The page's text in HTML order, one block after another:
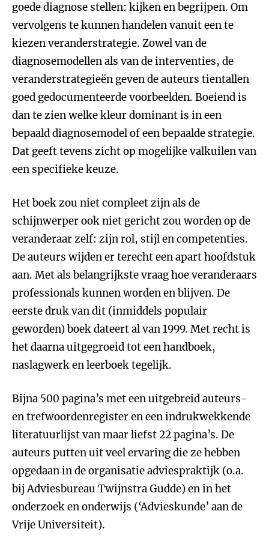
goede diagnose stellen: kijken en begrijpen. Om
vervolgens te kunnen handelen vanuit een te
kiezen veranderstrategie. Zowel van de
diagnosemodellen als van de interventies, de
veranderstrategieën geven de auteurs tientallen
goed gedocumenteerde voorbeelden. Boeiend is
dan te zien welke kleur dominant is in een
bepaald diagnosemodel of een bepaalde strategie.
Dat geeft tevens zicht op mogelijke valkuilen van
een specifieke keuze.
Het boek zou niet compleet zijn als de
schijnwerper ook niet gericht zou worden op de
veranderaar zelf: zijn rol, stijl en competenties.
De auteurs wijden er terecht een apart hoofdstuk
aan. Met als belangrijkste vraag hoe veranderaars
professionals kunnen worden en blijven. De
eerste druk van dit (inmiddels populair
geworden) boek dateert al van 1999. Met recht is
het daarna uitgegroeid tot een handboek,
naslagwerk en leerboek tegelijk.
Bijna 500 pagina’s met een uitgebreid auteurs-
en trefwoordenregister en een indrukwekkende
literatuurlijst van maar liefst 22 pagina’s. De
auteurs putten uit veel ervaring die ze hebben
opgedaan in de organisatie adviespraktijk (o.a.
bij Adviesbureau Twijnstra Gudde) en in het
onderzoek en onderwijs (‘Advieskunde’ aan de
Vrije Universiteit).